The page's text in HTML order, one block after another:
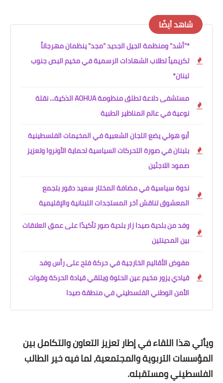
شاهد أيضًا
*"أشد" ومنظمة الجيل الجديد "مجد" ينظمان مهرجاناً
تكريمياً لطلاب الشهادات الرسمية في مخيم البص جنوب
لبنان*
مستشفى دلاعة تطلق منظومة AOHUA الذكية... نقلة
نوعية في عالم المناظير الطبية
أبو هولي يضع اللجان الشعبية في المخيمات الفلسطينية
بلبنان في صورة التحركات السياسية لحماية الأونروا وتعزيز
صمود اللاجئين
ندوة سياسية في مضافة المختار سعيد دقور بتجمع
المعشوق تناقش آخر المستجدات اللبنانية والإقليمية
وفد من بلدية صيدا زار بلدية صور تأكيدًا على عمق العلاقات
بين المدينتين
مفوض الأقاليم الخارجية في حركة فتح على رأس وفد
قيادي يزور مخيم عين الحلوة ويلتقي قيادة الحركة وقوات
الأمن الوطني الفلسطيني في منطقة صيدا
ويأتي هذا اللقاء في إطار تعزيز التعاون والتكامل بين
المؤسسات التربوية والمجتمعية، لما فيه خير الطالب
الفلسطيني ومستقبله.